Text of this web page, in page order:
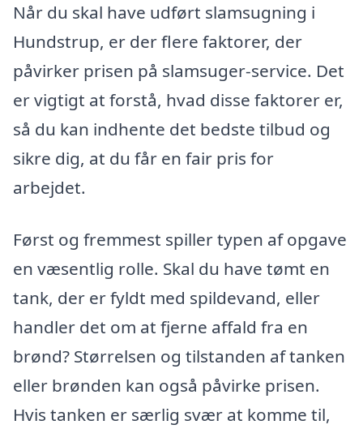
Når du skal have udført slamsugning i
Hundstrup, er der flere faktorer, der
påvirker prisen på slamsuger-service. Det
er vigtigt at forstå, hvad disse faktorer er,
så du kan indhente det bedste tilbud og
sikre dig, at du får en fair pris for
arbejdet.
Først og fremmest spiller typen af opgave
en væsentlig rolle. Skal du have tømt en
tank, der er fyldt med spildevand, eller
handler det om at fjerne affald fra en
brønd? Størrelsen og tilstanden af tanken
eller brønden kan også påvirke prisen.
Hvis tanken er særlig svær at komme til,